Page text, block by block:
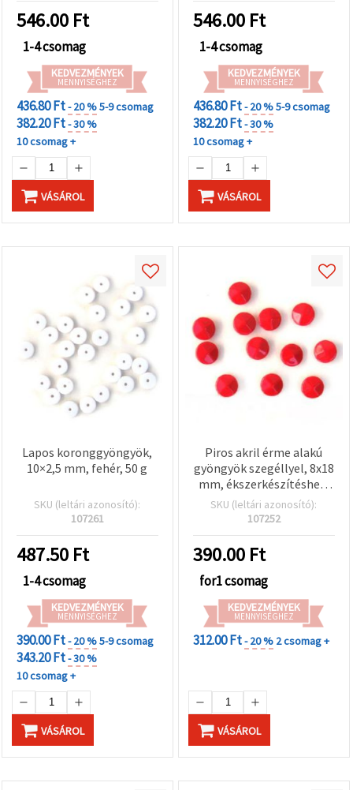
546.00 Ft
1-4 csomag
KEDVEZMÉNYEK
MENNYISÉGHEZ
436.80 Ft- 20 %5-9 csomag
382.20 Ft- 30 %
10 csomag +
VÁSÁROL
546.00 Ft
1-4 csomag
KEDVEZMÉNYEK
MENNYISÉGHEZ
436.80 Ft- 20 %5-9 csomag
382.20 Ft- 30 %
10 csomag +
VÁSÁROL
Lapos koronggyöngyök,
10×2,5 mm, fehér, 50 g
SKU (leltári azonosító):
107261
487.50 Ft
1-4 csomag
KEDVEZMÉNYEK
MENNYISÉGHEZ
390.00 Ft- 20 %5-9 csomag
343.20 Ft- 30 %
10 csomag +
VÁSÁROL
Piros akril érme alakú
gyöngyök szegéllyel, 8x18
mm, ékszerkészítéshez,
B2 - 50 g
SKU (leltári azonosító):
107252
390.00 Ft
for1 csomag
KEDVEZMÉNYEK
MENNYISÉGHEZ
312.00 Ft- 20 % 2 csomag +
VÁSÁROL